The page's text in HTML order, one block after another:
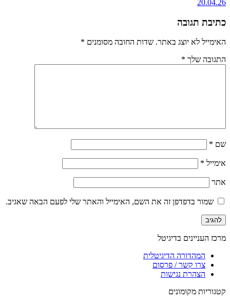
20.04.26
כתיבת תגובה
האימייל לא יוצג באתר. שדות החובה מסומנים *
התגובה שלך *
שם *
אימייל *
אתר
שמור בדפדפן זה את השם, האימייל והאתר שלי לפעם הבאה שאגיב.
מרכז העניינים בדיגיטל
המהדורה הדיגיטלית
צרו קשר / פרסום
הצהרת נגישות
קטגוריות מקומונים